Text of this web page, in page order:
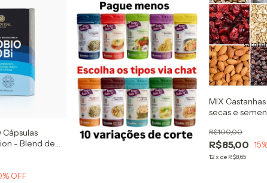
- Blend de
% OFF
MIX
secas e
Premium
R$85,00
R$100,00
15
12xde R$8,65